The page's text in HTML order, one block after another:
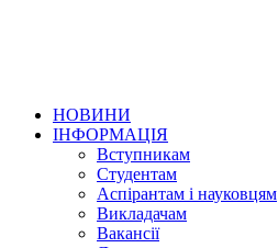
НОВИНИ
ІНФОРМАЦІЯ
Вступникам
Студентам
Аспірантам і науковцям
Викладачам
Вакансії